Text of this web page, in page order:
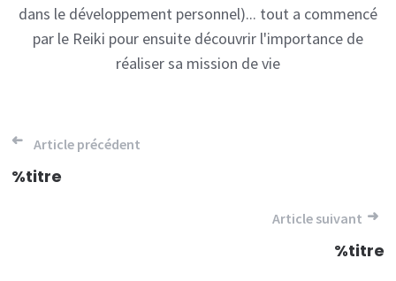
dans le développement personnel)... tout a commencé
par le Reiki pour ensuite découvrir l'importance de
réaliser sa mission de vie
Navigation
de
Article précédent
%titre
Article suivant
%titre